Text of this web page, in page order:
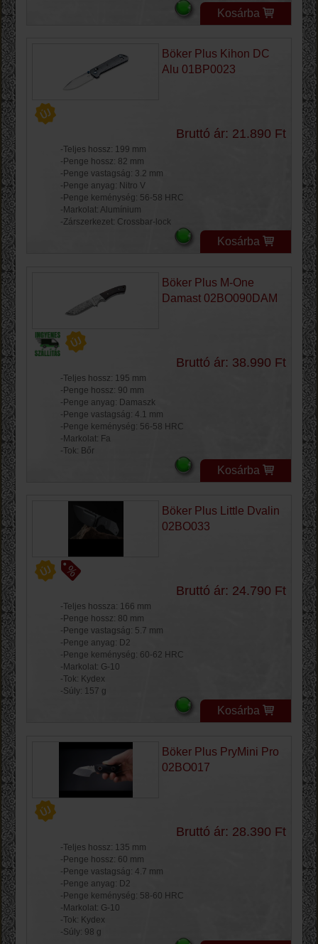
Kosárba
Böker Plus Kihon DC
Alu 01BP0023
Bruttó ár: 21.890 Ft
-Teljes hossz: 199 mm
-Penge hossz: 82 mm
-Penge vastagság: 3.2 mm
-Penge anyag: Nitro V
-Penge keménység: 56-58 HRC
-Markolat: Alumínium
-Zárszerkezet: Crossbar-lock
Kosárba
Böker Plus M-One
Damast 02BO090DAM
Bruttó ár: 38.990 Ft
-Teljes hossz: 195 mm
-Penge hossz: 90 mm
-Penge anyag: Damaszk
-Penge vastagság: 4.1 mm
-Penge keménység: 56-58 HRC
-Markolat: Fa
-Tok: Bőr
Kosárba
Böker Plus Little Dvalin
02BO033
Bruttó ár: 24.790 Ft
-Teljes hossza: 166 mm
-Penge hossz: 80 mm
-Penge vastagság: 5.7 mm
-Penge anyag: D2
-Penge keménység: 60-62 HRC
-Markolat: G-10
-Tok: Kydex
-Súly: 157 g
Kosárba
Böker Plus PryMini Pro
02BO017
Bruttó ár: 28.390 Ft
-Teljes hossz: 135 mm
-Penge hossz: 60 mm
-Penge vastagság: 4.7 mm
-Penge anyag: D2
-Penge keménység: 58-60 HRC
-Markolat: G-10
-Tok: Kydex
-Súly: 98 g